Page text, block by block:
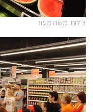
צילום: משה מעוז